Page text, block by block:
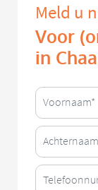
Meld u
Voor
in